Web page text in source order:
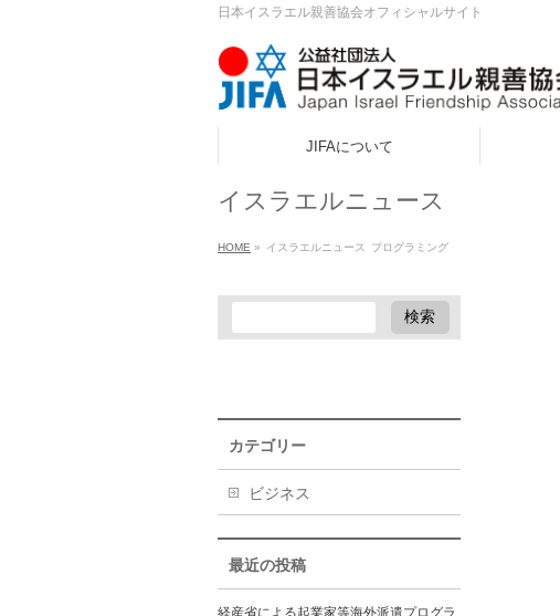
日本イスラエル親善協会オフィシャルサイト
JIFAについて
イスラエルニュース
HOME » イスラエルニュース プログラミング
カテゴリー
ビジネス
最近の投稿
経産省による起業家等海外派遣プログラ